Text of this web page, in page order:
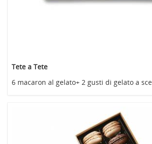
Tete a Tete
6 macaron al gelato+ 2 gusti di gelato a